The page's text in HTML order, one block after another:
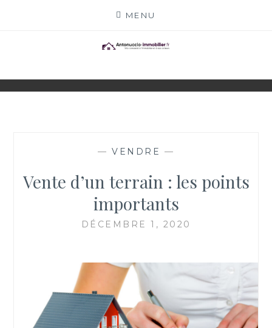
MENU
ANTONUCCIO-
IMMOBILIER.FR
ACTEURS
— VENDRE —
Vente d’un terrain : les points
importants
DÉCEMBRE 1, 2020